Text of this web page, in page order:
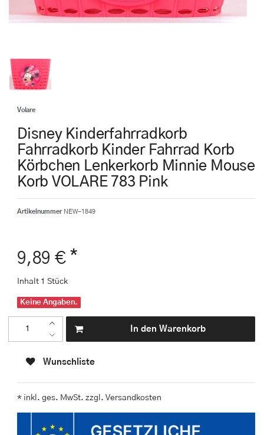
Volare
Disney Kinderfahrradkorb
Fahrradkorb Kinder Fahrrad Korb
Körbchen Lenkerkorb Minnie Mouse
Korb VOLARE 783 Pink
Artikelnummer NEW-1849
9,89 € *
Inhalt 1 Stück
Keine Angaben.
In den Warenkorb
Wunschliste
* inkl. ges. MwSt. zzgl. Versandkosten